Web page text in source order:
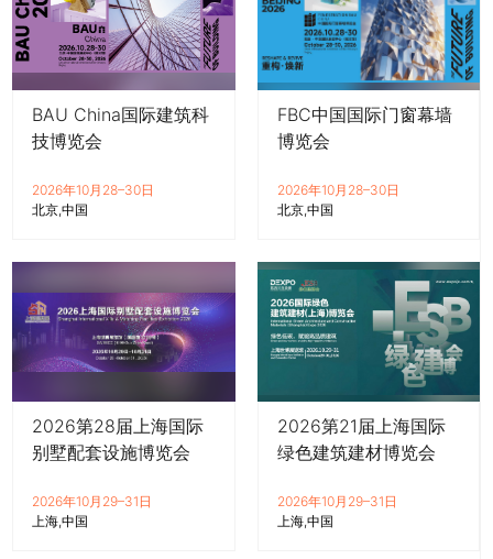
BAU China国际建筑科
技博览会
2026年10月28–30日
北京 中国
FBC中国国际门窗幕墙
博览会
2026年10月28–30日
北京 中国
2026第28届上海国际
别墅配套设施博览会
2026年10月29–31日
上海 中国
2026第21届上海国际
绿色建筑建材博览会
2026年10月29–31日
上海 中国